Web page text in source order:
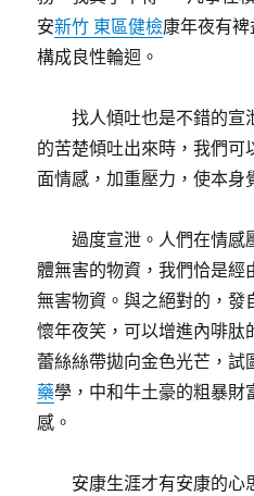
安新竹 東區健檢康年夜有裨
構成良性輪迴。
找人傾吐也是不錯的宣
的苦楚傾吐出來時，我們可
面情感，加重壓力，使本身
過度宣泄。人們在情感
體無害的物資，我們恰是經
無害物資。與之絕對的，發
懷年夜笑，可以增進內啡肽
蕾絲絲帶拋向金色光芒，試
藥學，中和牛土豪的粗暴財
感。
安康生涯才有安康的心